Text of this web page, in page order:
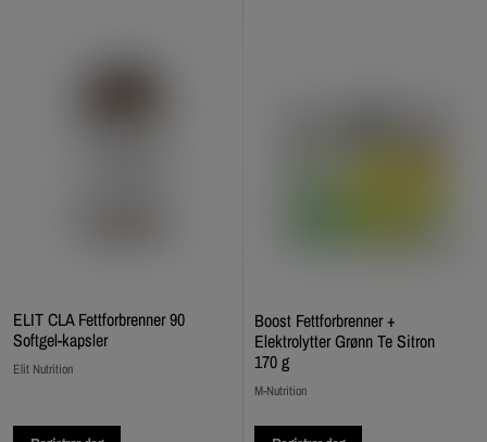
ELIT CLA Fettforbrenner 90
Softgel-kapsler
Elit Nutrition
Boost Fettforbrenner +
Elektrolytter Grønn Te Sitron
170 g
M-Nutrition